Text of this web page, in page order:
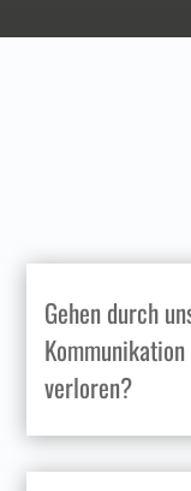
Gehen durch
Kommunikation
verloren?